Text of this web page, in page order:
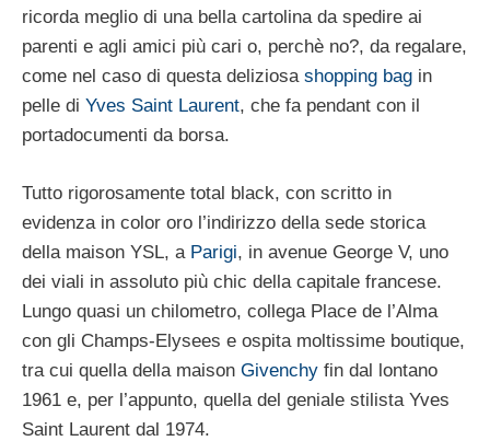
ricorda meglio di una bella cartolina da spedire ai
parenti e agli amici più cari o, perchè no?, da regalare,
come nel caso di questa deliziosa shopping bag in
pelle di Yves Saint Laurent, che fa pendant con il
portadocumenti da borsa.
Tutto rigorosamente total black, con scritto in
evidenza in color oro l’indirizzo della sede storica
della maison YSL, a Parigi, in avenue George V, uno
dei viali in assoluto più chic della capitale francese.
Lungo quasi un chilometro, collega Place de l’Alma
con gli Champs-Elysees e ospita moltissime boutique,
tra cui quella della maison Givenchy fin dal lontano
1961 e, per l’appunto, quella del geniale stilista Yves
Saint Laurent dal 1974.